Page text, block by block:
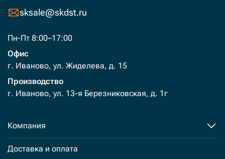
sksale@skdst.ru
Пн-Пт 8:00–17:00
Офис
г. Иваново, ул. Жиделева, д. 15
Производство
г. Иваново, ул. 13-я Березниковская, д. 1г
Компания
Доставка и оплата